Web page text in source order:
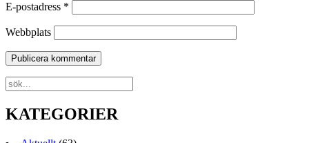
E-postadress *
Webbplats
KATEGORIER